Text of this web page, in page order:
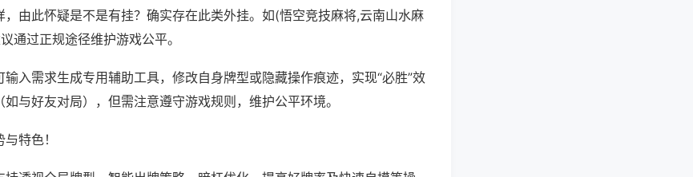
，由此怀疑是不是有挂？确实存在此类外挂。如(悟空竞技麻将,云南山水麻
通过正规途径维护游戏公平。
输入需求生成专用辅助工具，修改自身牌型或隐藏操作痕迹，实现“必胜”效
与好友对局），但需注意遵守游戏规则，维护公平环境。
特色！